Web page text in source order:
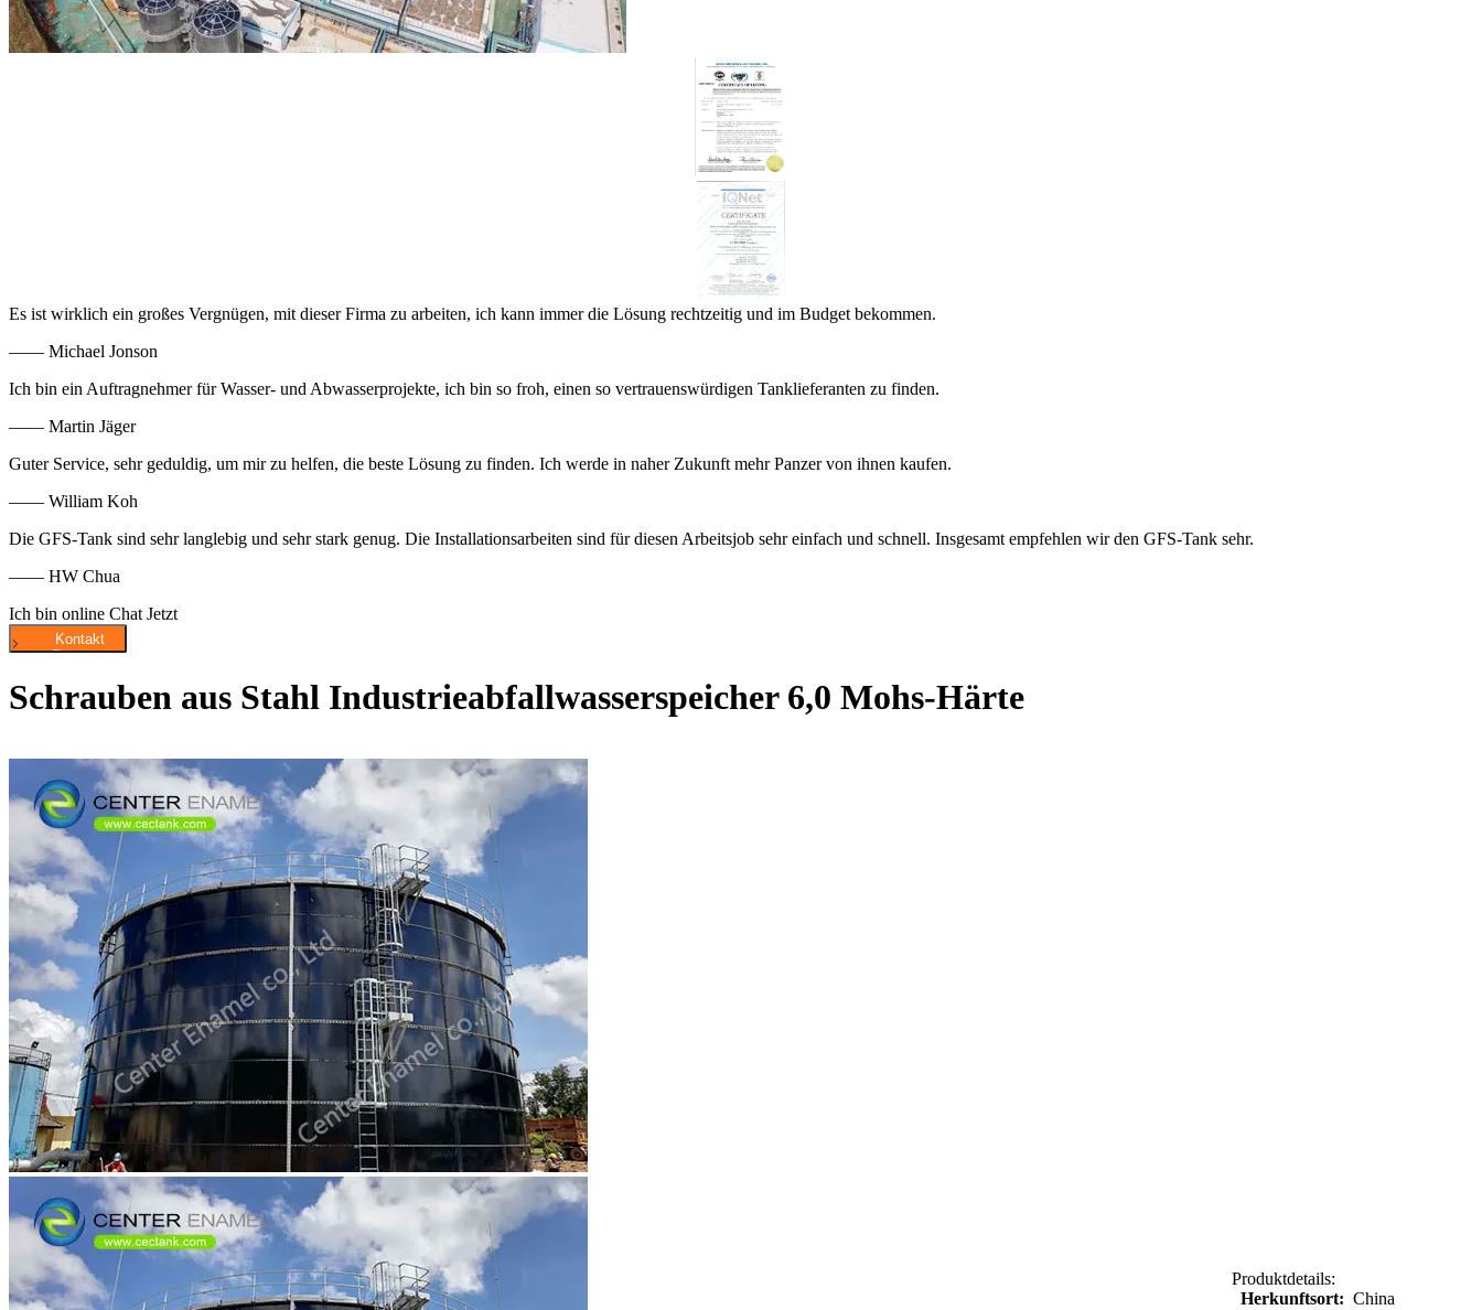
Es ist wirklich ein großes Vergnügen, mit dieser Firma zu arbeiten, ich kann immer die Lösung rechtzeitig und im Budget bekommen.
—— Michael Jonson
Ich bin ein Auftragnehmer für Wasser- und Abwasserprojekte, ich bin so froh, einen so vertrauenswürdigen Tanklieferanten zu finden.
—— Martin Jäger
Guter Service, sehr geduldig, um mir zu helfen, die beste Lösung zu finden. Ich werde in naher Zukunft mehr Panzer von ihnen kaufen.
—— William Koh
Die GFS-Tank sind sehr langlebig und sehr stark genug. Die Installationsarbeiten sind für diesen Arbeitsjob sehr einfach und schnell. Insgesamt empfehlen wir den GFS-Tank sehr.
—— HW Chua
Ich bin online Chat Jetzt
Schrauben aus Stahl Industrieabfallwasserspeicher 6,0 Mohs-Härte
Produktdetails:
Herkunftsort: China